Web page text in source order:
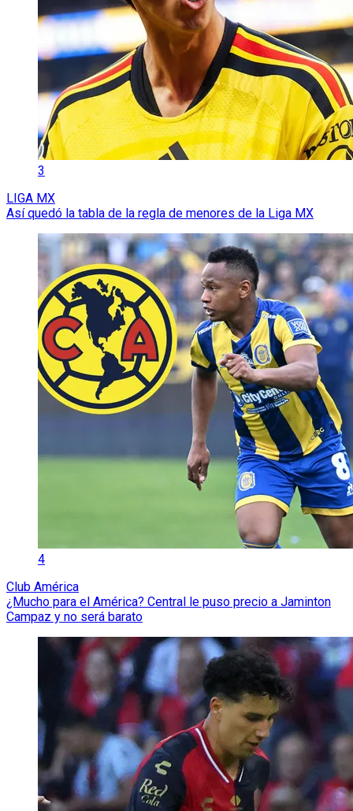
3
LIGA MX
Así quedó la tabla de la regla de menores de la Liga MX
4
Club América
¿Mucho para el América? Central le puso precio a Jaminton
Campaz y no será barato